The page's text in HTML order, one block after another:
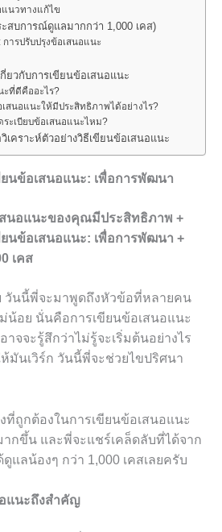
แนวทางแก้ไข
สบการณ์ดูแลมากกว่า 1,000 เคส)
การปรับปรุงข้อเสนอแนะ
ยวกับการเขียนข้อเสนอแนะ
ะที่ดีคืออะไร?
เสนอแนะให้มีประสิทธิภาพได้อย่างไร?
ระเบียบข้อเสนอแนะไหม?
เคราะห์ตัวอย่างวิธีเขียนข้อเสนอแนะ
ยนข้อเสนอแนะ: เพื่อการพัฒนา
นอแนะของคุณมีประสิทธิภาพ +
ยนข้อเสนอแนะ: เพื่อการพัฒนา +
เคส
วันนี้พี่จะมาพูดถึงหัวข้อที่หลายคน
น้อย นั่นคือการเขียนข้อเสนอแนะ
จจะรู้สึกว่าไม่รู้จะเริ่มต้นอย่างไร
ห้มันเวิร์ก วันนี้พี่จะช่วยไขปริศนา
ที่ถูกต้องในการเขียนข้อเสนอแนะ
กขึ้น และพี่จะแชร์เคล็ดลับที่ได้จาก
แลน้องๆ กว่า 1,000 เคสเลยครับ
แนะถึงสำคัญ